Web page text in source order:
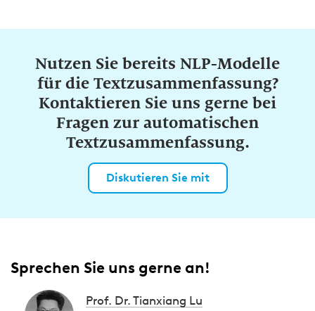
Nutzen Sie bereits NLP-Modelle
für die Textzusammenfassung?
Kontaktieren Sie uns gerne bei
Fragen zur automatischen
Textzusammenfassung.
Diskutieren Sie mit
Sprechen Sie uns gerne an!
Prof. Dr. Tianxiang Lu